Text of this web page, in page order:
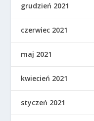
grudzień 2021
czerwiec 2021
maj 2021
kwiecień 2021
styczeń 2021